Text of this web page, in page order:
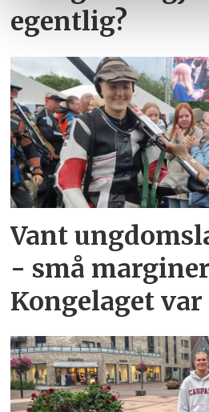
egentlig?
Vant
- små
Kongelaget